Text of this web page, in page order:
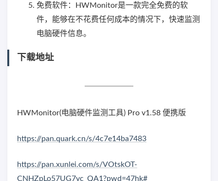
免费软件：HWMonitor是一款完全免费的软
件，能够在不花费任何成本的情况下，快速监测
电脑硬件信息。
下载地址
HWMonitor(电脑硬件监测工具) Pro v1.58 便携版
https://pan.quark.cn/s/4c7e14ba7483
https://pan.xunlei.com/s/VOtskOT-
CNHZpLo57UG7yc_QA1?pwd=47hk#